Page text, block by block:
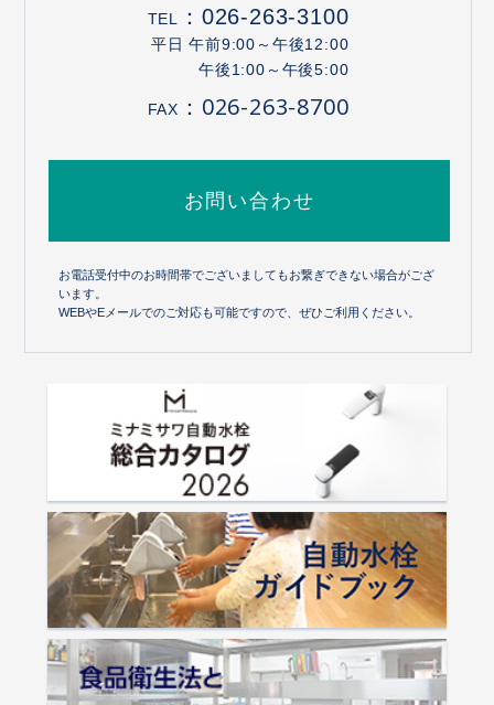
TEL ： 026-263-3100
平日 午前9:00～午後12:00
午後1:00～午後5:00
FAX ：026-263-8700
お問い合わせ
お電話受付中のお時間帯でございましてもお繋ぎできない場合がござ
います。
WEBやEメールでのご対応も可能ですので、ぜひご利用ください。